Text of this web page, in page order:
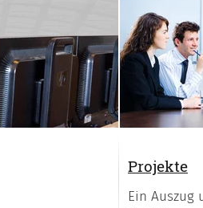
Projekte
Ein Auszug